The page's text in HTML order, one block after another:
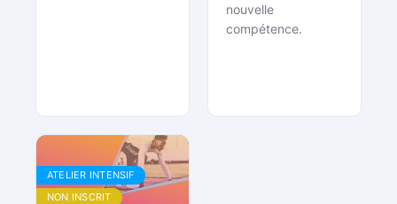
nouvelle
compétence.
ATELIER INTENSIF
NON INSCRIT